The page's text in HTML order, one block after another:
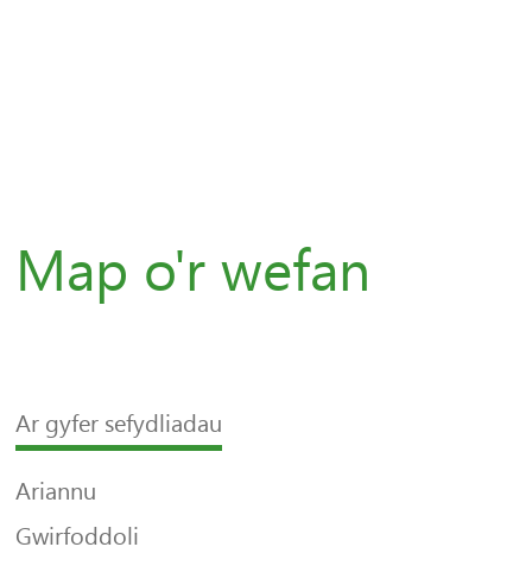
Map o'r wefan
Ar gyfer sefydliadau
Ariannu
Gwirfoddoli